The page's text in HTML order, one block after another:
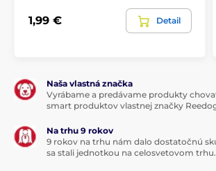
1,99 € Detail
Naša vlastná značka
Vyrábame a predávame produkty
smart produktov vlastnej značky
Na trhu 9 rokov
9 rokov na trhu nám dalo dostatočnú
sa stali jednotkou na celosvetovom trhu.